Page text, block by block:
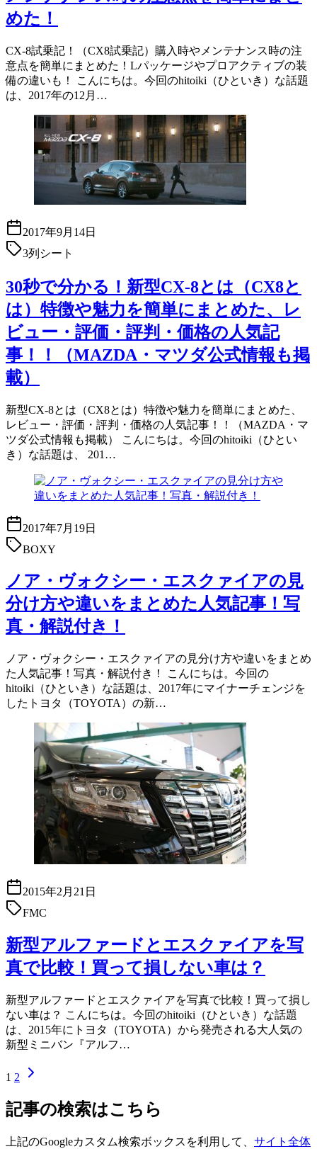
めた！
CX-8試乗記！（CX8試乗記）購入時やメンテナンス時の注
意点を簡単にまとめた！Lパッケージやプロアクティブの装
備の違いも！ こんにちは。今回のhitoiki（ひといき）な話題
は、2017年の12月…
2017年9月14日
3列シート
30秒で分かる！新型CX-8とは（CX8と
は）特徴や魅力を簡単にまとめた、レ
ビュー・評価・評判・価格の人気記
事！！（MAZDA・マツダ公式情報も掲
載）
新型CX-8とは（CX8とは）特徴や魅力を簡単にまとめた、
レビュー・評価・評判・価格の人気記事！！（MAZDA・マ
ツダ公式情報も掲載） こんにちは。今回のhitoiki（ひとい
き）な話題は、 201…
2017年7月19日
BOXY
ノア・ヴォクシー・エスクァイアの見
分け方や違いをまとめた人気記事！写
真・解説付き！
ノア・ヴォクシー・エスクァイアの見分け方や違いをまとめ
た人気記事！写真・解説付き！ こんにちは。今回の
hitoiki（ひといき）な話題は、2017年にマイナーチェンジを
したトヨタ（TOYOTA）の新…
2015年2月21日
FMC
新型アルファードとエスクァイアを写
真で比較！買って損しない車は？
新型アルファードとエスクァイアを写真で比較！買って損し
ない車は？ こんにちは。今回のhitoiki（ひといき）な話題
は、2015年にトヨタ（TOYOTA）から発売される大人気の
新型ミニバン『アルフ…
1 2
記事の検索はこちら
上記のGoogleカスタム検索ボックスを利用して、 サイト全体